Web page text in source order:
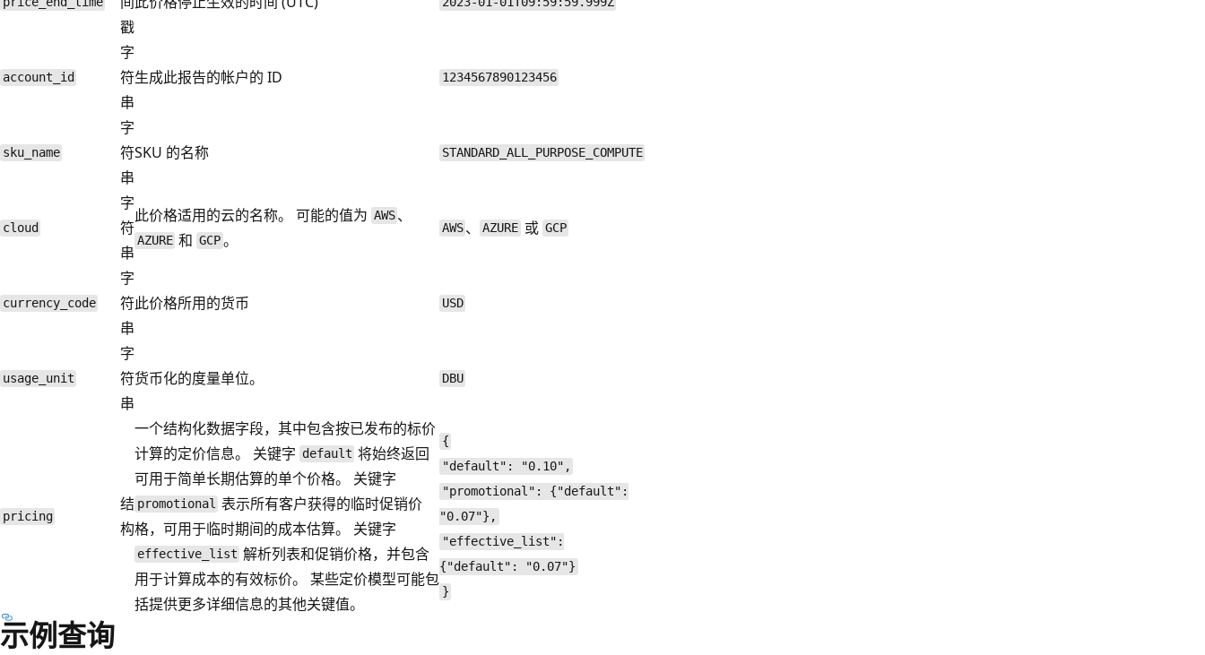
戳
account_id
字
符
串
生成此报告的帐户的 ID 1234567890123456
sku_name
字
符
串
SKU 的名称 STANDARD_ALL_PURPOSE_COMPUTE
cloud
字
符
串
此价格适用的云的名称。 可能的值为 AWS 、
AZURE 和GCP。
AWS 、AZURE或 GCP
currency_code
字
符
串
此价格所用的货币 USD
usage_unit
字
符
串
货币化的度量单位。 DBU
pricing
结
构
一个结构化数据字段，其中包含按已发布的标价
计算的定价信息。 关键字 default 将始终返回
可用于简单长期估算的单个价格。 关键字
promotional 表示所有客户获得的临时促销价
格，可用于临时期间的成本估算。 关键字
effective_list 解析列表和促销价格，并包含
用于计算成本的有效标价。 某些定价模型可能包
括提供更多详细信息的其他关键值。
{
"default": "0.10",
"promotional": {"default":
"0.07"},
"effective_list":
{"default": "0.07"}
}
示例查询